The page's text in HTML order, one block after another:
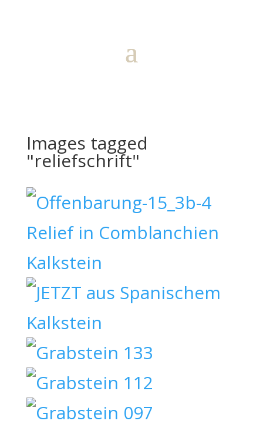
Images tagged
"reliefschrift"